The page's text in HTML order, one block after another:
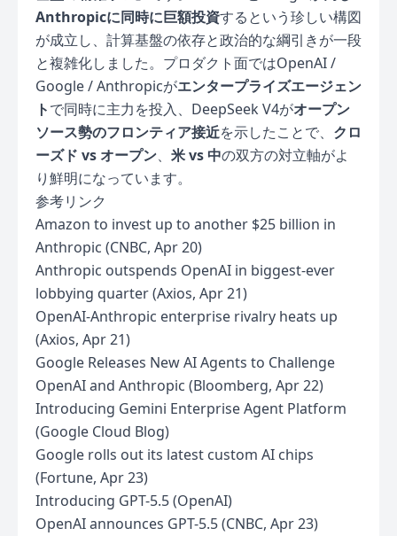
Anthropicに同時に巨額投資するという珍しい構図
が成立し、計算基盤の依存と政治的な綱引きが一段
と複雑化しました。プロダクト面ではOpenAI /
Google / Anthropicがエンタープライズエージェン
トで同時に主力を投入、DeepSeek V4がオープン
ソース勢のフロンティア接近を示したことで、 クロ
ーズド vs オープン、 米 vs 中の双方の対立軸がよ
り鮮明になっています。
参考リンク
Amazon to invest up to another $25 billion in
Anthropic (CNBC, Apr 20)
Anthropic outspends OpenAI in biggest-ever
lobbying quarter (Axios, Apr 21)
OpenAI-Anthropic enterprise rivalry heats up
(Axios, Apr 21)
Google Releases New AI Agents to Challenge
OpenAI and Anthropic (Bloomberg, Apr 22)
Introducing Gemini Enterprise Agent Platform
(Google Cloud Blog)
Google rolls out its latest custom AI chips
(Fortune, Apr 23)
Introducing GPT-5.5 (OpenAI)
OpenAI announces GPT-5.5 (CNBC, Apr 23)